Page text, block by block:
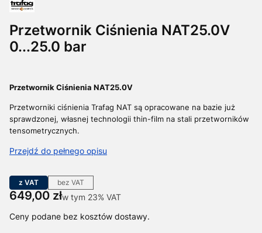
Przetwornik Ciśnienia NAT25.0V
0...25.0 bar
Przetwornik Ciśnienia NAT25.0V
Przetworniki ciśnienia Trafag NAT są opracowane na bazie już
sprawdzonej, własnej technologii thin-film na stali przetworników
tensometrycznych.
Przejdź do pełnego opisu
z VAT bez VAT
Cena
649,00 złw tym 23% VAT
w tym 23% VAT
Ceny podane bez kosztów dostawy.